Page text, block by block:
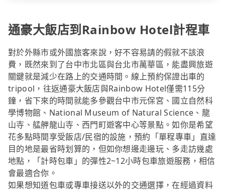
通豪大飯店到Rainbow Hotel計程車
對於外縣市或外國旅客來說，好不容易請的假就不該浪
費，既然來到了台中市北區與台北市萬華區，能盡興旅遊
關鍵就是減少在路上的交通時間。線上預約保證出車的
tripool，往返通豪大飯店與Rainbow Hotel僅需115分
鐘，省下來的時間就能多參觀台中市元保宮、國立自然科
學博物館、National Museum of Natural Science、龍
山寺、艋舺龍山寺、西門町遊客中心等景點。如你是希望
花多點時間享受飯店/民宿的設施，預約「單程專車」直達
目的地是最省時划算的，但如你想邊走邊玩、多走訪幾處
地點，「計時包車」的彈性2~12小時包車旅遊服務，相信
會最適合你。
如果想知道包車或專車接送以外的交通選擇，在經過資料